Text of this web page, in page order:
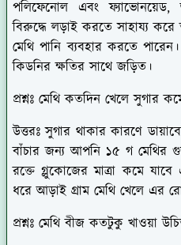
পলিফেনোল এবং ফ্যাভোনয়েড,
বিরুদ্ধে লড়াই করতে সাহায্য
মেথি পানি ব্যবহার করতে
কিডনির ক্ষতির সাথে জড়িত।
প্রশ্নঃ মেথি কতদিন খেলে সুগার
উত্তরঃসুগার থাকার কারণে
বাঁচার জন্য আপনি ১৫ গ মেথির
রক্তে গ্লুকোজের মাত্রা কমে
ধরে আড়াই গ্রাম মেথি খেলে এর
প্রশ্নঃ মেথি বীজ কতটুকু খাওয়া